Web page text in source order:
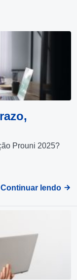
Prouni 2025?
Continuar lendo